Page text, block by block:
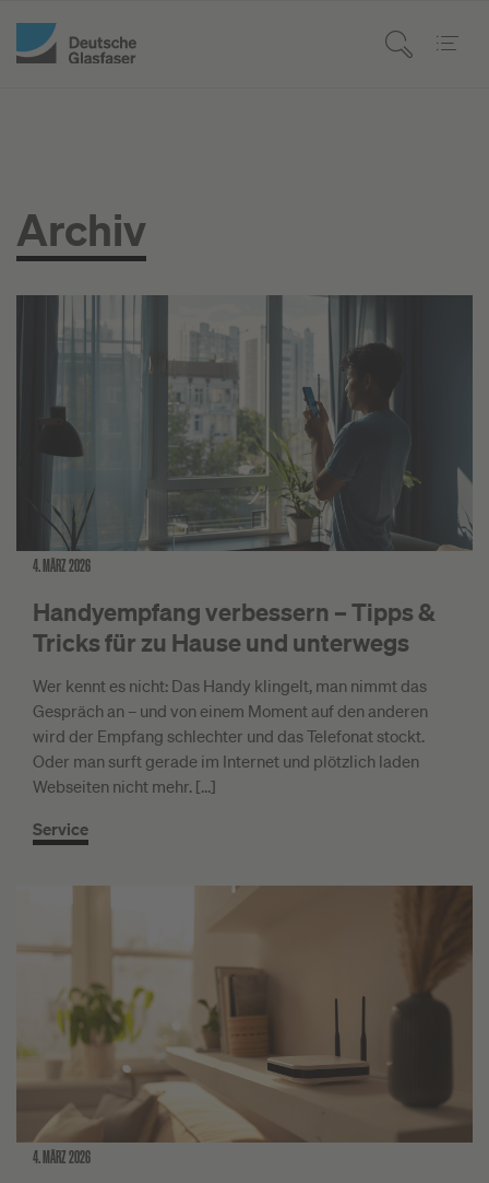
Archiv
4. MÄRZ 2026
Handyempfang verbessern – Tipps &
Tricks für zu Hause und unterwegs
Wer kennt es nicht: Das Handy klingelt, man nimmt das
Gespräch an – und von einem Moment auf den anderen
wird der Empfang schlechter und das Telefonat stockt.
Oder man surft gerade im Internet und plötzlich laden
Webseiten nicht mehr. […]
Service
4. MÄRZ 2026